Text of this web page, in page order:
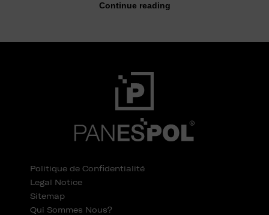
Continue reading
Politique de Confidentialité
Legal Notice
Sitemap
Qui Sommes Nous?